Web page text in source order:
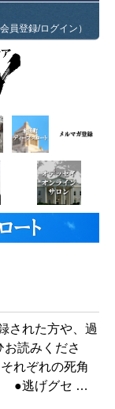
員登録/ログイン）
された方や、過
読みくださ
れぞれの死角
●逃げグセ …